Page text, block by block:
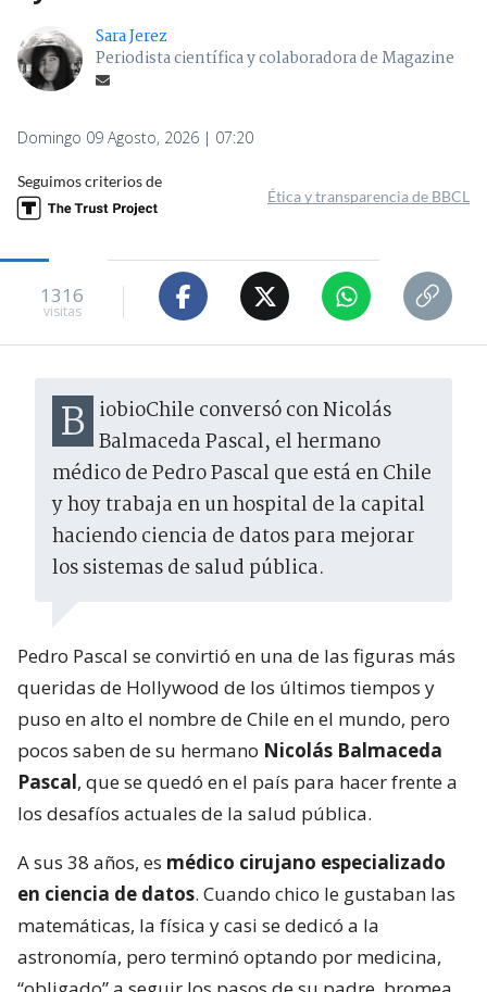
Sara Jerez
Periodista científica y colaboradora de Magazine
Domingo 09 Agosto, 2026 | 07:20
Seguimos criterios de
Ética y transparencia de BBCL
1316
visitas
BiobioChile conversó con Nicolás Balmaceda Pascal, el hermano
médico de Pedro Pascal que está en Chile
y hoy trabaja en un hospital de la capital
haciendo ciencia de datos para mejorar
los sistemas de salud pública.
Pedro Pascal se convirtió en una de las figuras más
queridas de Hollywood de los últimos tiempos y
puso en alto el nombre de Chile en el mundo, pero
pocos saben de su hermano Nicolás Balmaceda
Pascal, que se quedó en el país para hacer frente a
los desafíos actuales de la salud pública.
A sus 38 años, es médico cirujano especializado
en ciencia de datos. Cuando chico le gustaban las
matemáticas, la física y casi se dedicó a la
astronomía, pero terminó optando por medicina,